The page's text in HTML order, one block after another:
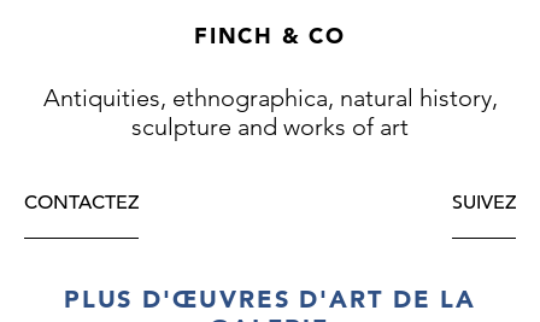
FINCH & CO
Antiquities, ethnographica, natural history,
sculpture and works of art
CONTACTEZ SUIVEZ
PLUS D'ŒUVRES D'ART DE LA